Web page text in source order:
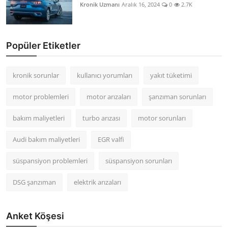
Kronik Uzmanı Aralık 16, 2024 0 2.7K
Popüler Etiketler
kronik sorunlar kullanıcı yorumları yakıt tüketimi
motor problemleri motor arızaları şanzıman sorunları
bakım maliyetleri turbo arızası motor sorunları
Audi bakım maliyetleri EGR valfi
süspansiyon problemleri süspansiyon sorunları
DSG şanzıman elektrik arızaları
Anket Köşesi